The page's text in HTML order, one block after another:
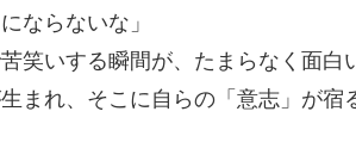
ならないな」
笑いする瞬間が、たまらなく面
まれ、そこに自らの「意志」が